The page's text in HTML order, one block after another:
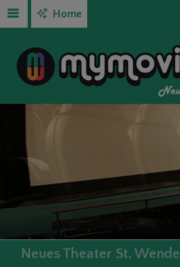
Home
Neues Theater St. Wendel